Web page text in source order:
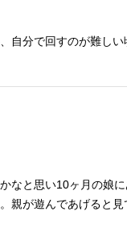
自分で回すのが難し
なと思い10ヶ月の娘
親が遊んであげると見